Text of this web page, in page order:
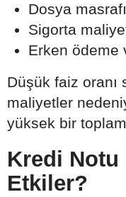
Dosya
Sigorta
Erken ödeme
Düşük faiz oranı
maliyetler
yüksek bir
Kredi Notu
Etkiler?